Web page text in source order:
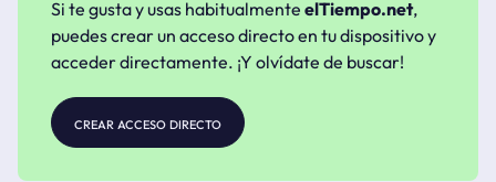
Si te gusta y usas habitualmente elTiempo.net,
puedes crear un acceso directo en tu dispositivo y
acceder directamente. ¡Y olvídate de buscar!
crear acceso directo